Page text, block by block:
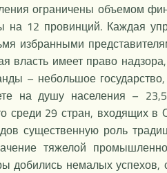
ограничены объемом
на 12 провинций. Каждая
избранными
власть имеет право
– небольшое
на душу населения –
29 стран, входящих в
существенную роль
тяжелой
добились немалых успехов,